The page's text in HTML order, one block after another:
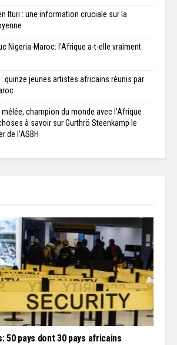
Ituri : une information cruciale sur la
Nigeria-Maroc: l'Afrique a-t-elle vraiment
quinze jeunes artistes africains réunis par
champion du monde avec l’Afrique
à savoir sur Gurthrö Steenkamp le
de l’ASBH
50 pays dont 30 pays africains